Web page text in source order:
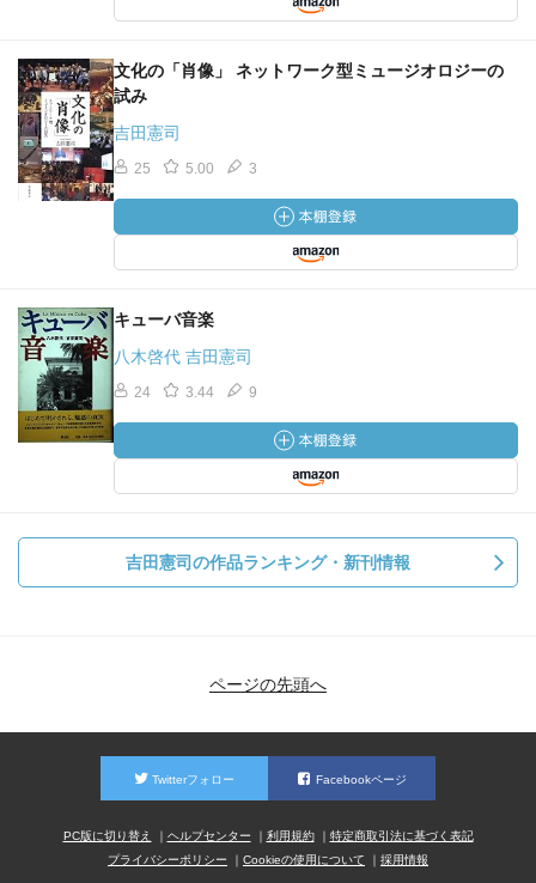
文化の「肖像」 ネットワーク型ミュージオロジーの
試み
吉田憲司
25 5.00 3
キューバ音楽
八木啓代 吉田憲司
24 3.44 9
吉田憲司の作品ランキング・新刊情報
ページの先頭へ
Twitterフォロー Facebookページ
PC版に切り替え ヘルプセンター 利用規約
特定商取引法に基づく表記
プライバシーポリシー
Cookieの使用について 採用情報